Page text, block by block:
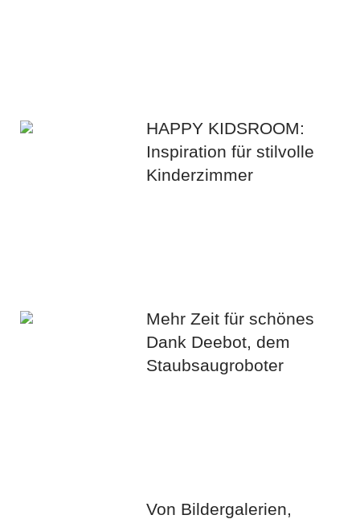
HAPPY KIDSROOM:
Inspiration für stilvolle
Kinderzimmer
Mehr Zeit für schönes
Dank Deebot, dem
Staubsaugroboter
Von Bildergalerien,